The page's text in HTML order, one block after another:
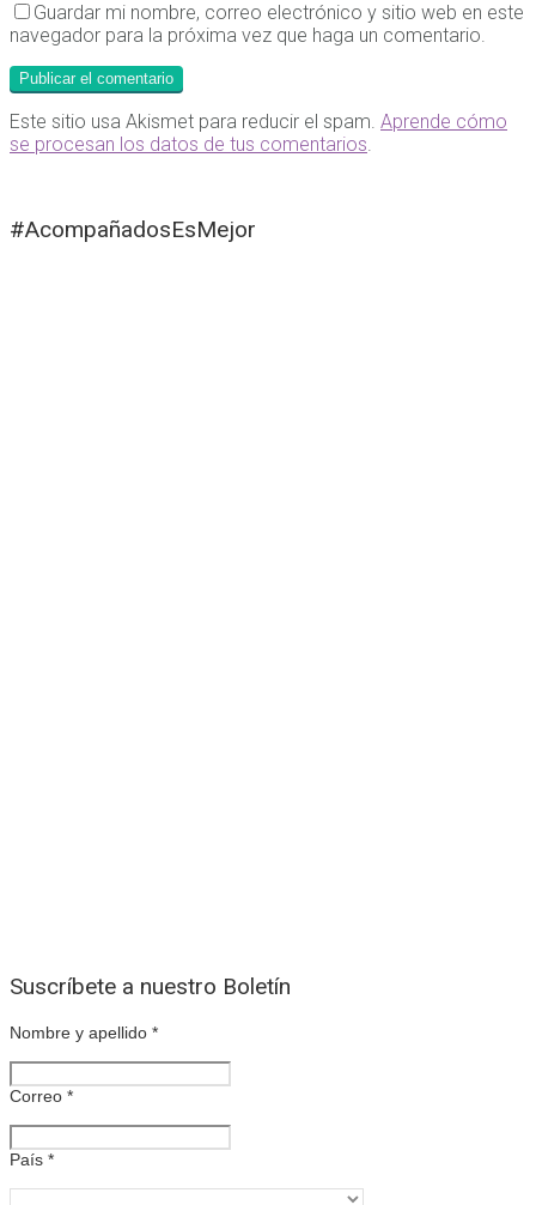
Guardar mi nombre, correo electrónico y sitio web en este
navegador para la próxima vez que haga un comentario.
Este sitio usa Akismet para reducir el spam. Aprende cómo
se procesan los datos de tus comentarios
#AcompañadosEsMejor
Suscríbete a nuestro Boletín
Nombre y apellido *
Correo *
País *